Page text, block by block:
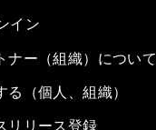
イン
ナー（組織）につい
る（個人、組織）
リリース登録